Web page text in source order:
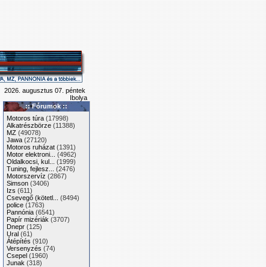
2026. augusztus 07. péntek
Ibolya
:: Fórumok ::
Motoros túra (17998)
Alkatrészbörze (11388)
MZ (49078)
Jawa (27120)
Motoros ruházat (1391)
Motor elektroni...
(4962)
Oldalkocsi, kul...
(1999)
Tuning, fejlesz...
(2476)
Motorszervíz (2867)
Simson (3406)
Izs (611)
Csevegő (kötetl...
(8494)
police (1763)
Pannónia (6541)
Papír mizériák (3707)
Dnepr (125)
Ural (61)
Átépítés (910)
Versenyzés (74)
Csepel (1960)
Junak (318)